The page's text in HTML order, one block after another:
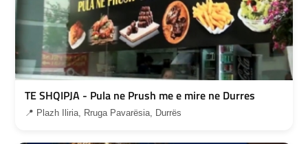
TE SHQIPJA - Pula ne Prush me e mire ne Durres
📍 Plazh Iliria, Rruga Pavarësia, Durrës